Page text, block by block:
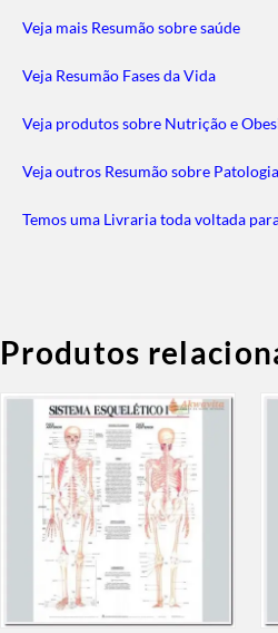
Veja mais Resumão sobre saúde
Veja Resumão Fases da Vida
Veja produtos sobre Nutrição e
Veja outros Resumão sobre
Temos uma Livraria toda voltada
Produtos